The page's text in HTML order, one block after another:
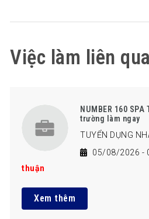
Việc làm liên
NUMBER 160
trường làm ngay
TUYỂN DỤNG
05/08/2026 -
thuận
Xem thêm